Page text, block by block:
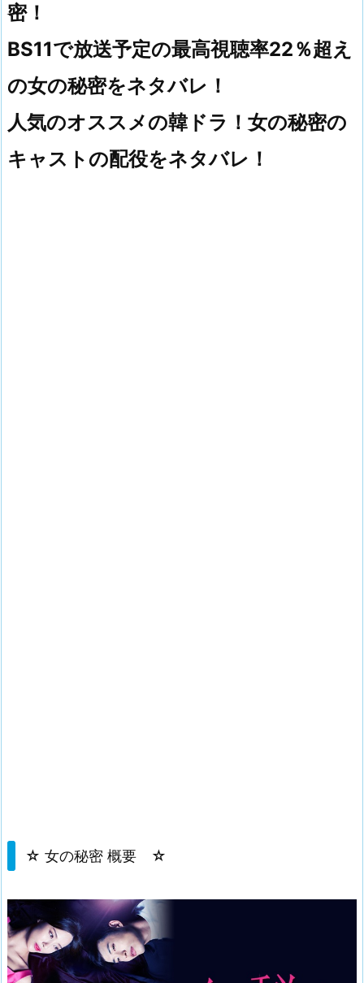
密！
BS11で放送予定の最高視聴率22％超え
の女の秘密をネタバレ！
人気のオススメの韓ドラ！女の秘密の
キャストの配役をネタバレ！
☆ 女の秘密 概要 ☆